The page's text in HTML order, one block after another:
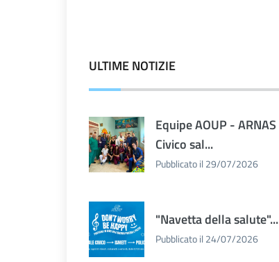
ULTIME NOTIZIE
Equipe AOUP - ARNAS
Civico sal...
Pubblicato il 29/07/2026
"Navetta della salute"...
Pubblicato il 24/07/2026